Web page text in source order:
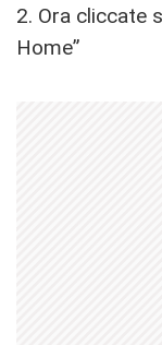
2. Ora cliccate
Home”